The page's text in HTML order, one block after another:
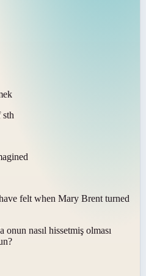
sth
felt when Mary Brent turned
onun nasıl hissetmiş olması